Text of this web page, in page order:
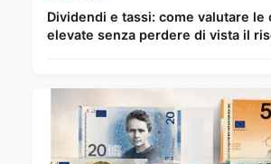
Dividendi e tassi: come valutare le
elevate senza perdere di vista il